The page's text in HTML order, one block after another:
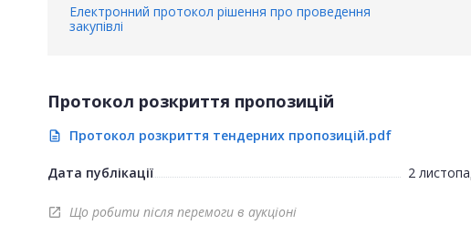
Електронний протокол рішення про проведення
закупівлі
Протокол розкриття пропозицій
description Протокол розкриття тендерних пропозицій.pdf
Дата публікації 2
open_in_new Що робити після перемоги в аукціоні